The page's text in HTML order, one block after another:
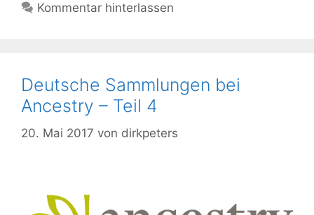
Kommentar hinterlassen
Deutsche Sammlungen bei
Ancestry – Teil 4
20. Mai 2017 von dirkpeters